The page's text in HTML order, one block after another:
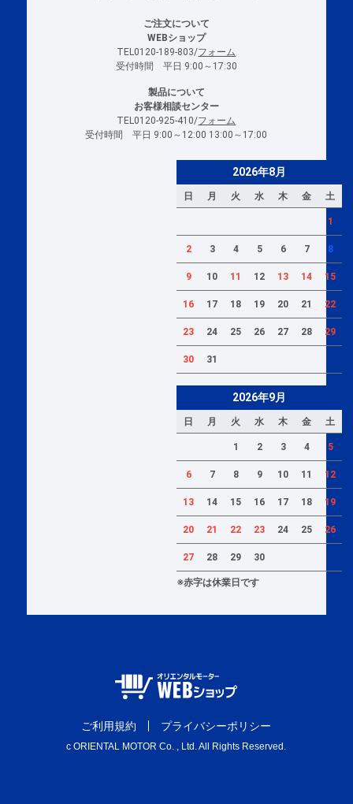
ご注文について
WEBショップ
TEL0120-189-803/フォーム
受付時間 平日 9:00～17:30
製品について
お客様相談センター
TEL0120-925-410/フォーム
受付時間 平日 9:00～12:00 13:00～17:00
ご利用規約 プライバシーポリシー
c ORIENTAL MOTOR Co. , Ltd. All Rights Reserved.
2026年8月
日 月 火 水 木 金 土
1
2 3 4 5 6 7 8
9 10 11 12 13 14 15
16 17 18 19 20 21 22
23 24 25 26 27 28 29
30 31
2026年9月
日 月 火 水 木 金 土
1 2 3 4 5
6 7 8 9 10 11 12
13 14 15 16 17 18 19
20 21 22 23 24 25 26
27 28 29 30
※赤字は休業日です